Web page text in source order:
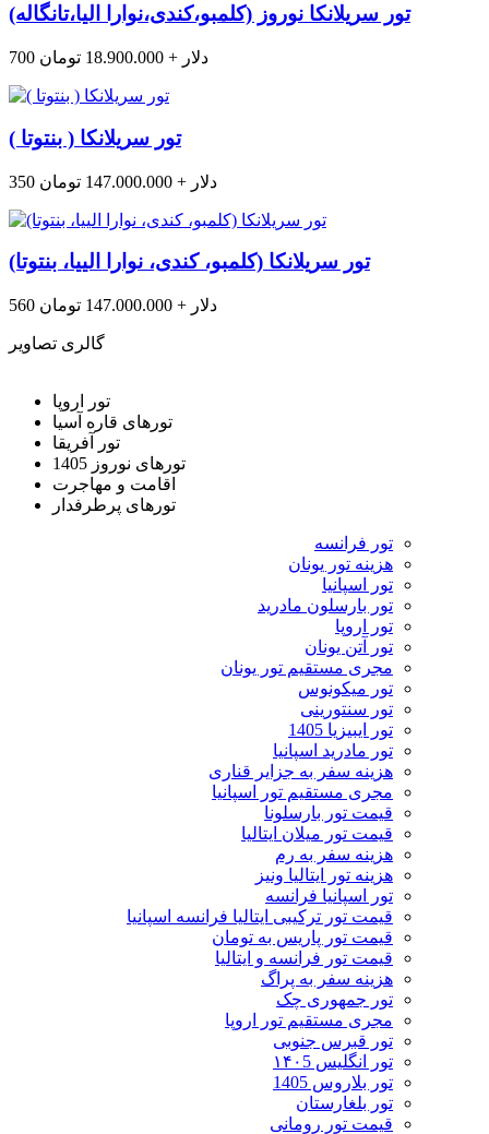
تور سریلانکا نوروز (کلمبو،کندی،نوارا الیا،تانگاله)
700 دلار + 18.900.000 تومان
تور سریلانکا ( بنتوتا )
350 دلار + 147.000.000 تومان
تور سریلانکا (کلمبو، کندی، نوارا الییا، بنتوتا)
560 دلار + 147.000.000 تومان
گالری تصاویر
تور اروپا
تورهای قاره آسیا
تور آفریقا
تورهای نوروز 1405
اقامت و مهاجرت
تورهای پرطرفدار
تور فرانسه
هزینه تور یونان
تور اسپانیا
تور بارسلون مادرید
تور اروپا
تور آتن یونان
مجری مستقیم تور یونان
تور میکونوس
تور سنتورینی
تور ایبیزیا 1405
تور مادرید اسپانیا
هزینه سفر به جزایر قناری
مجری مستقیم تور اسپانیا
قیمت تور بارسلونا
قیمت تور میلان ایتالیا
هزینه سفر به رم
هزینه تور ایتالیا ونیز
تور اسپانیا فرانسه
قیمت تور ترکیبی ایتالیا فرانسه اسپانیا
قیمت تور پاریس به تومان
قیمت تور فرانسه و ایتالیا
هزینه سفر به پراگ
تور جمهوری چک
مجری مستقیم تور اروپا
تور قبرس جنوبی
تور انگلیس ۱۴۰5
تور بلاروس 1405
تور بلغارستان
قیمت تور رومانی